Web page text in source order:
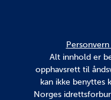
Alt innhold er
opphavsrett til
kan ikke benyttes
Norges